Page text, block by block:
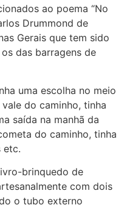
ao poema “No
Drummond de
Gerais que tem sido
das barragens de
uma escolha no meio
do caminho, tinha
saída na manhã da
do caminho, tinha
etc.
brinquedo de
com dois
o tubo externo